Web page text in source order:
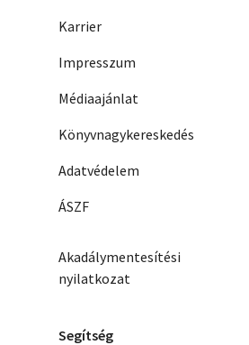
Karrier
Impresszum
Médiaajánlat
Könyvnagykereskedés
Adatvédelem
ÁSZF
Akadálymentesítési
nyilatkozat
Segítség